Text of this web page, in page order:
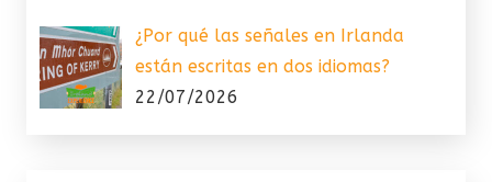
¿Por qué las señales en Irlanda
están escritas en dos idiomas?
22/07/2026